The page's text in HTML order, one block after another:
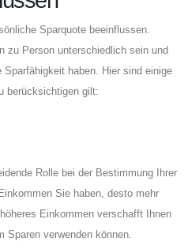
Sparquote beeinflussen.
zu Person unterschiedlich sein und
haben. Hier sind einige
berücksichtigen gilt:
Rolle bei der Bestimmung Ihrer
Sie haben, desto mehr
Einkommen verschafft Ihnen
Sparen verwenden können.